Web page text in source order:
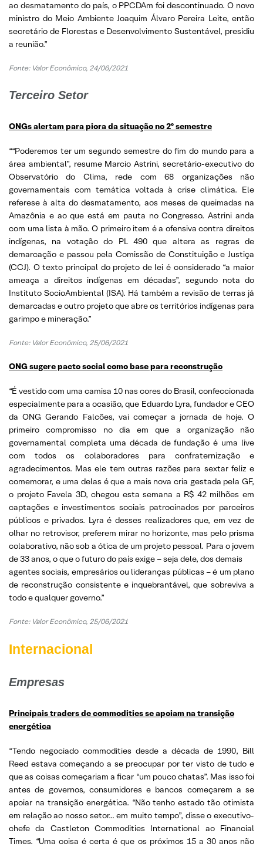
ao desmatamento do país, o PPCDAm foi descontinuado. O novo
ministro do Meio Ambiente Joaquim Álvaro Pereira Leite, então
secretário de Florestas e Desenvolvimento Sustentável, presidiu
a reunião.”
Fonte: Valor Econômico, 24/06/2021
Terceiro Setor
ONGs alertam para piora da situação no 2º semestre
““Poderemos ter um segundo semestre do fim do mundo para a
área ambiental”, resume Marcio Astrini, secretário-executivo do
Observatório do Clima, rede com 68 organizações não
governamentais com temática voltada à crise climática. Ele
referese à alta do desmatamento, aos meses de queimadas na
Amazônia e ao que está em pauta no Congresso. Astrini anda
com uma lista à mão. O primeiro item é a ofensiva contra direitos
indígenas, na votação do PL 490 que altera as regras de
demarcação e passou pela Comissão de Constituição e Justiça
(CCJ). O texto principal do projeto de lei é considerado “a maior
ameaça a direitos indígenas em décadas”, segundo nota do
Instituto SocioAmbiental (ISA). Há também a revisão de terras já
demarcadas e outro projeto que abre os territórios indígenas para
garimpo e mineração.”
Fonte: Valor Econômico, 25/06/2021
ONG sugere pacto social como base para reconstrução
“É vestido com uma camisa 10 nas cores do Brasil, confeccionada
especialmente para a ocasião, que Eduardo Lyra, fundador e CEO
da ONG Gerando Falcões, vai começar a jornada de hoje. O
primeiro compromisso no dia em que a organização não
governamental completa uma década de fundação é uma live
com todos os colaboradores para confraternização e
agradecimentos. Mas ele tem outras razões para sextar feliz e
comemorar, e uma delas é que a mais nova cria gestada pela GF,
o projeto Favela 3D, chegou esta semana a R$ 42 milhões em
captações e investimentos sociais patrocinados por parceiros
públicos e privados. Lyra é desses realizadores que, em vez de
olhar no retrovisor, preferem mirar no horizonte, mas pelo prisma
colaborativo, não sob a ótica de um projeto pessoal. Para o jovem
de 33 anos, o que o futuro do país exige – seja dele, dos demais
agentes sociais, empresários ou lideranças públicas – é um plano
de reconstrução consistente e inquebrantável, que sobreviva a
todo e qualquer governo.”
Fonte: Valor Econômico, 25/06/2021
Internacional
Empresas
Principais traders de commodities se apoiam na transição
energética
“Tendo negociado commodities desde a década de 1990, Bill
Reed estava começando a se preocupar por ter visto de tudo e
que as coisas começariam a ficar “um pouco chatas”. Mas isso foi
antes de governos, consumidores e bancos começarem a se
apoiar na transição energética. “Não tenho estado tão otimista
em relação ao nosso setor… em muito tempo”, disse o executivo-
chefe da Castleton Commodities International ao Financial
Times. “Uma coisa é certa é que os próximos 15 a 30 anos não